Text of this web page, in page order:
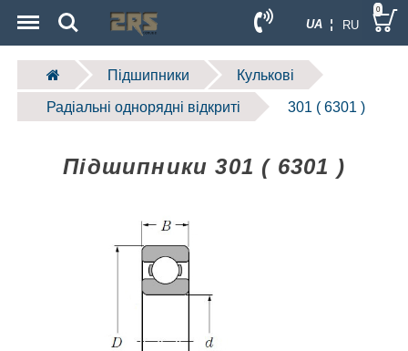
UA ¦ RU
Search 0
Підшипники Кулькові
Радіальні однорядні відкриті 301 ( 6301 )
Підшипники 301 ( 6301 )